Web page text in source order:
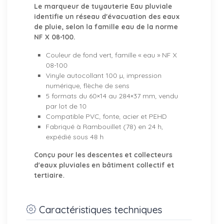
Le marqueur de tuyauterie Eau pluviale
identifie un réseau d'évacuation des eaux
de pluie, selon la famille eau de la norme
NF X 08-100.
Couleur de fond vert, famille « eau » NF X
08-100
Vinyle autocollant 100 µ, impression
numérique, flèche de sens
5 formats du 60×14 au 284×37 mm, vendu
par lot de 10
Compatible PVC, fonte, acier et PEHD
Fabriqué à Rambouillet (78) en 24 h,
expédié sous 48 h
Conçu pour les descentes et collecteurs
d'eaux pluviales en bâtiment collectif et
tertiaire.
Caractéristiques techniques